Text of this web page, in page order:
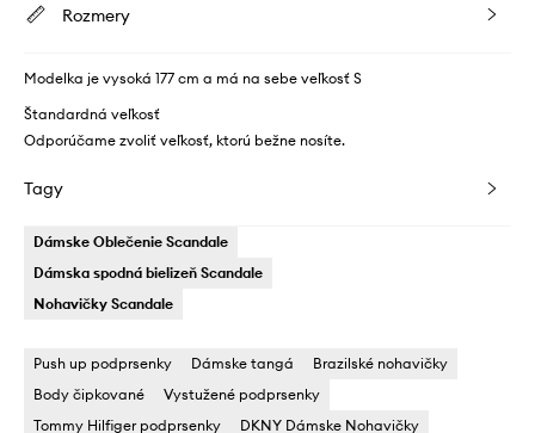
Rozmery
Modelka je vysoká 177 cm a má na sebe veľkosť S
Štandardná veľkosť
Odporúčame zvoliť veľkosť, ktorú bežne nosíte.
Tagy
Dámske Oblečenie Scandale
Dámska spodná bielizeň Scandale
Nohavičky Scandale
Push up podprsenky Dámske tangá
Brazilské nohavičky
Body čipkované
Vystužené podprsenky
Tommy Hilfiger podprsenky
DKNY Dámske Nohavičky